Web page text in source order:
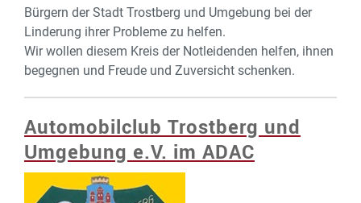
Bürgern der Stadt Trostberg und Umgebung bei der
Linderung ihrer Probleme zu helfen.
Wir wollen diesem Kreis der Notleidenden helfen, ihnen
begegnen und Freude und Zuversicht schenken.
Automobilclub Trostberg und
Umgebung e.V. im ADAC